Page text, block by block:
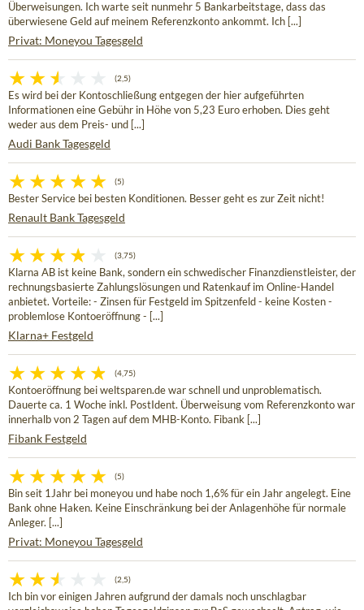
Überweisungen. Ich warte seit nunmehr 5 Bankarbeitstage, dass das
überwiesene Geld auf meinem Referenzkonto ankommt. Ich [...]
Privat: Moneyou Tagesgeld
(2,5)
Es wird bei der Kontoschließung entgegen der hier aufgeführten
Informationen eine Gebühr in Höhe von 5,23 Euro erhoben. Dies geht
weder aus dem Preis- und [...]
Audi Bank Tagesgeld
(5)
Bester Service bei besten Konditionen. Besser geht es zur Zeit nicht!
Renault Bank Tagesgeld
(3,75)
Klarna AB ist keine Bank, sondern ein schwedischer Finanzdienstleister, der
rechnungsbasierte Zahlungslösungen und Ratenkauf im Online-Handel
anbietet. Vorteile: - Zinsen für Festgeld im Spitzenfeld - keine Kosten -
problemlose Kontoeröffnung - [...]
Klarna+ Festgeld
(4,75)
Kontoeröffnung bei weltsparen.de war schnell und unproblematisch.
Dauerte ca. 1 Woche inkl. PostIdent. Überweisung vom Referenzkonto war
innerhalb von 2 Tagen auf dem MHB-Konto. Fibank [...]
Fibank Festgeld
(5)
Bin seit 1Jahr bei moneyou und habe noch 1,6% für ein Jahr angelegt. Eine
Bank ohne Haken. Keine Einschränkung bei der Anlagenhöhe für normale
Anleger. [...]
Privat: Moneyou Tagesgeld
(2,5)
Ich bin vor einigen Jahren aufgrund der damals noch unschlagbar